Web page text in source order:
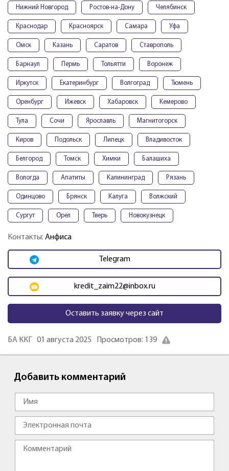
Нижний Новгород Ростов-на-Дону Челябинск
Краснодар Красноярск Самара Уфа
Омск Казань Саратов Ставрополь
Барнаул Пермь Тольятти Воронеж
Иркутск Екатеринбург Волгоград Тюмень
Оренбург Ижевск Хабаровск Кемерово
Тула Сочи Ярославль Магнитогорск
Киров Подольск Липецк Владивосток
Белгород Томск Химки Балашиха
Вологда Апатиты Калининград Рязань
Одинцово Брянск Калуга Волжский
Сургут Орёл Тверь Новокузнецк
Контакты: Анфиса
Telegram
kredit_zaim22@inbox.ru
Оставить заявку через сайт
БА ККГ 01 августа 2025 Просмотров: 139
Добавить комментарий